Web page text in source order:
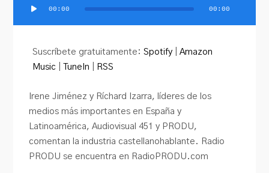
Reproductor
00:00 00:00
Suscríbete gratuitamente:Spotify |Amazon
Music
TuneIn RSS
Irene Jiménez y Ríchard Izarra, líderes de los
medios más importantes en España y
Latinoamérica, Audiovisual 451 y PRODU,
comentan la industria castellanohablante. Radio
PRODU se encuentra en RadioPRODU.com